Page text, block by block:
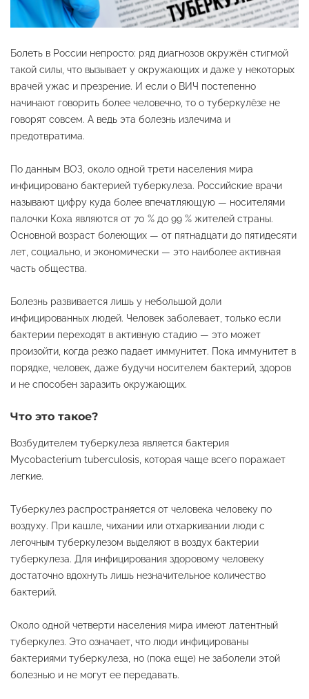
Болеть в России непросто: ряд диагнозов окружён стигмой
такой силы, что вызывает у окружающих и даже у некоторых
врачей ужас и презрение. И если о ВИЧ постепенно
начинают говорить более человечно, то о туберкулёзе не
говорят совсем. А ведь эта болезнь излечима и
предотвратима.
По данным ВОЗ, около одной трети населения мира
инфицировано бактерией туберкулеза. Российские врачи
называют цифру куда более впечатляющую — носителями
палочки Коха являются от 70 % до 99 % жителей страны.
Основной возраст болеющих — от пятнадцати до пятидесяти
лет, социально, и экономически — это наиболее активная
часть общества.
Болезнь развивается лишь у небольшой доли
инфицированных людей. Человек заболевает, только если
бактерии переходят в активную стадию — это может
произойти, когда резко падает иммунитет. Пока иммунитет в
порядке, человек, даже будучи носителем бактерий, здоров
и не способен заразить окружающих.
Что это такое?
Возбудителем туберкулеза является бактерия
Mycobacterium tuberculosis, которая чаще всего поражает
легкие.
Туберкулез распространяется от человека человеку по
воздуху. При кашле, чихании или отхаркивании люди с
легочным туберкулезом выделяют в воздух бактерии
туберкулеза. Для инфицирования здоровому человеку
достаточно вдохнуть лишь незначительное количество
бактерий.
Около одной четверти населения мира имеют латентный
туберкулез. Это означает, что люди инфицированы
бактериями туберкулеза, но (пока еще) не заболели этой
болезнью и не могут ее передавать.